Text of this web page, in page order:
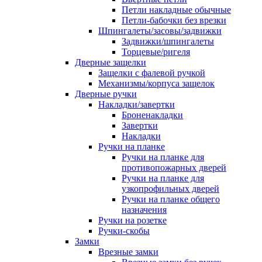
Петли накладные обычные
Петли-бабочки без врезки
Шпингалеты/засовы/задвижки
Задвижки/шпингалеты
Торцевые/ригеля
Дверные защелки
Защелки с фалевой ручкой
Механизмы/корпуса защелок
Дверные ручки
Накладки/завертки
Броненакладки
Завертки
Накладки
Ручки на планке
Ручки на планке для
противопожарных дверей
Ручки на планке для
узкопрофильных дверей
Ручки на планке общего
назначения
Ручки на розетке
Ручки-скобы
Замки
Врезные замки